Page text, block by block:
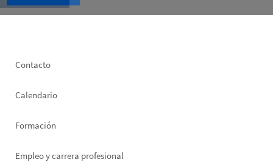
Footer
Contacto
Calendario
Formación
Empleo y carrera profesional